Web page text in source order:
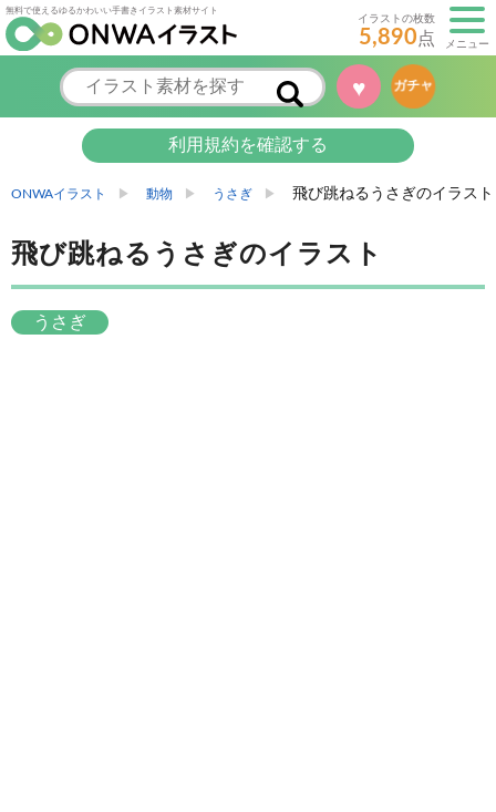
無料で使えるゆるかわいい手書きイラスト素材サイト
イラストの枚数
5,890点 メニュー
♥ ガチャ
利用規約を確認する
ONWAイラスト 動物 うさぎ 飛び跳ねるうさぎのイラスト
飛び跳ねるうさぎのイラスト
うさぎ